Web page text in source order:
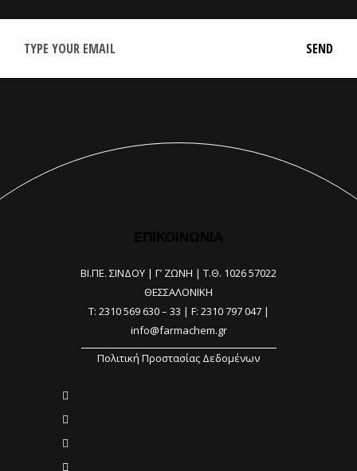
ΒΙ.ΠΕ. ΣΙΝΔΟΥ | Γ’ ΖΩΝΗ | Τ.Θ. 1026 57022
ΘΕΣΣΑΛΟΝΙΚΗ
T: 2310 569 630– 33 | F: 2310 797 047 |
info@farmachem.gr
Πολιτική Προστασίας Δεδομένων